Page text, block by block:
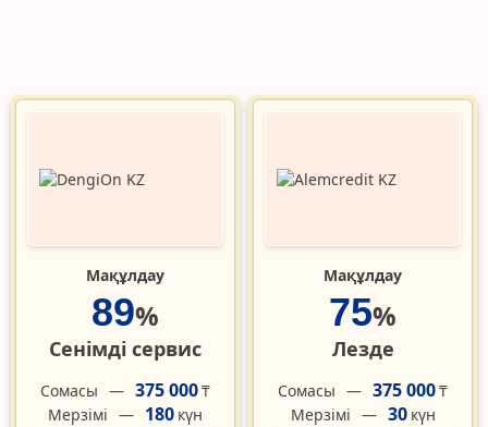
Мақұлдау
89%
Сенімді сервис
Сомасы 375 000₸
Мерзімі
180 күн
Мақұлдау
75%
Лезде
Сомасы 375 000₸
Мерзімі
30 күн